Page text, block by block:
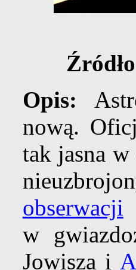
Opis:
nową.
tak jasna
obserwacji
w
Jowisza i